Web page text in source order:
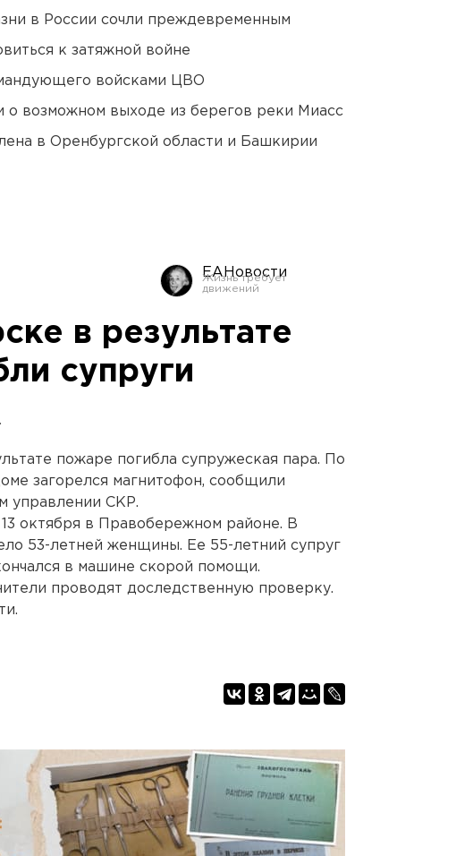
в России сочли преждевременным
к затяжной войне
войсками ЦВО
о возможном выходе из берегов реки Миасс
в Оренбургской области и Башкирии
ЕАНовости
в результате
супруги
пожаре погибла супружеская пара. По
загорелся магнитофон, сообщили
управлении СКР.
октября в Правобережном районе. В
53-летней женщины. Ее 55-летний супруг
в машине скорой помощи.
проводят доследственную проверку.